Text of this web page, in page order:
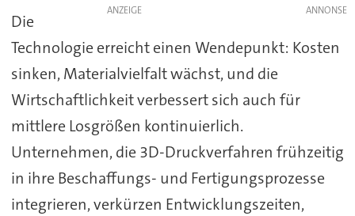
ANZEIGE
Die
Technologie erreicht einen Wendepunkt: Kosten
sinken, Materialvielfalt wächst, und die
Wirtschaftlichkeit verbessert sich auch für
mittlere Losgrößen kontinuierlich.
Unternehmen, die 3D-Druckverfahren frühzeitig
in ihre Beschaffungs- und Fertigungsprozesse
integrieren, verkürzen Entwicklungszeiten,